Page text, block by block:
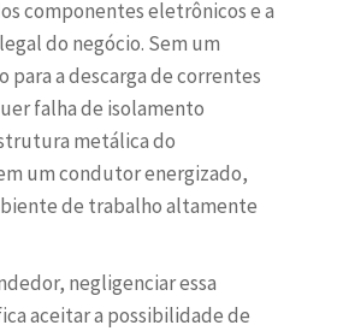
componentes eletrônicos e a
do negócio. Sem um
para a descarga de correntes
falha de isolamento
metálica do
um condutor energizado,
de trabalho altamente
negligenciar essa
aceitar a possibilidade de